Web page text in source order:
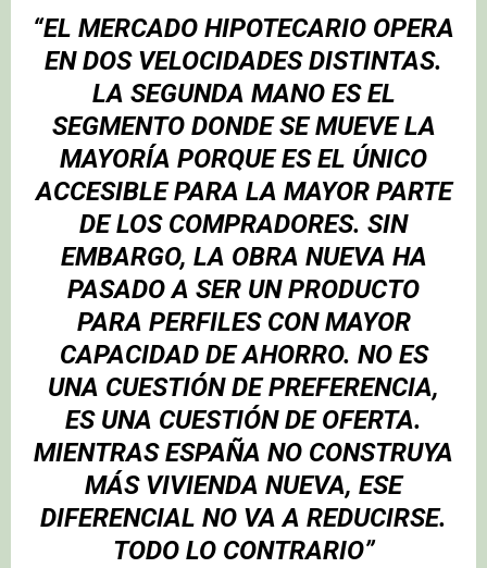
“EL MERCADO HIPOTECARIO OPERA
EN DOS VELOCIDADES DISTINTAS.
LA SEGUNDA MANO ES EL
SEGMENTO DONDE SE MUEVE LA
MAYORÍA PORQUE ES EL ÚNICO
ACCESIBLE PARA LA MAYOR PARTE
DE LOS COMPRADORES. SIN
EMBARGO, LA OBRA NUEVA HA
PASADO A SER UN PRODUCTO
PARA PERFILES CON MAYOR
CAPACIDAD DE AHORRO. NO ES
UNA CUESTIÓN DE PREFERENCIA,
ES UNA CUESTIÓN DE OFERTA.
MIENTRAS ESPAÑA NO CONSTRUYA
MÁS VIVIENDA NUEVA, ESE
DIFERENCIAL NO VA A REDUCIRSE.
TODO LO CONTRARIO”